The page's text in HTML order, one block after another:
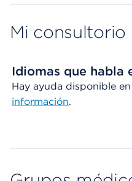
Mi consultorio
Idiomas que habla
Hay ayuda disponible
información.